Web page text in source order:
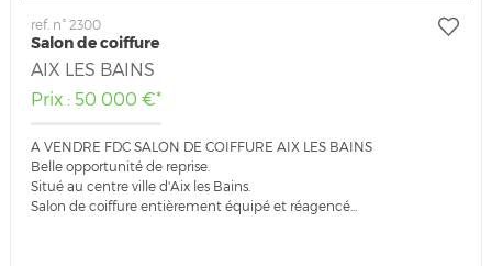
ref. n° 2300
Salon de coiffure
AIX LES BAINS
Prix : 50 000 €*
A VENDRE FDC SALON DE COIFFURE AIX LES BAINS
Belle opportunité de reprise.
Situé au centre ville d'Aix les Bains.
Salon de coiffure entièrement équipé et réagencé...